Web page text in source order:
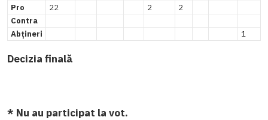
Pro
22 2
2
Contra
Abțineri
1
Decizia finală
* Nu au participat la vot.